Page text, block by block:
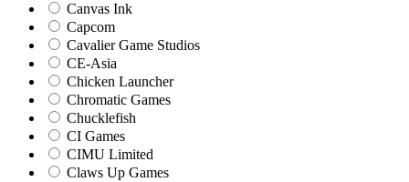
Canvas Ink
Capcom
Cavalier Game Studios
CE-Asia
Chicken Launcher
Chromatic Games
Chucklefish
CI Games
CIMU Limited
Claws Up Games